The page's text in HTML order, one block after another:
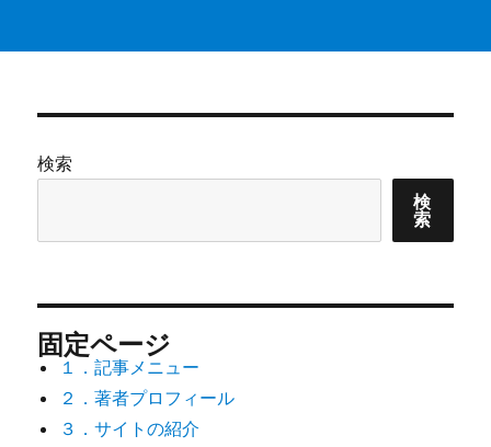
検索
検
索
固定ページ
１．記事メニュー
２．著者プロフィール
３．サイトの紹介